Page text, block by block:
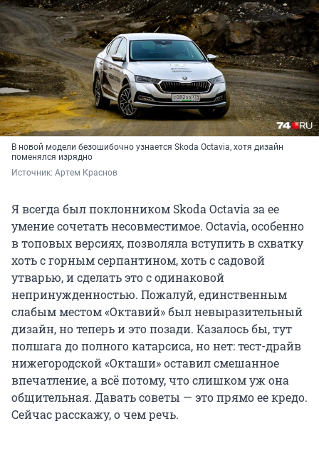
В новой модели безошибочно узнается Skoda Octavia, хотя дизайн
поменялся изрядно
Источник: Артем Краснов
Я всегда был поклонником Skoda Octavia за ее
умение сочетать несовместимое. Octavia, особенно
в топовых версиях, позволяла вступить в схватку
хоть с горным серпантином, хоть с садовой
утварью, и сделать это c одинаковой
непринужденностью. Пожалуй, единственным
слабым местом «Октавий» был невыразительный
дизайн, но теперь и это позади. Казалось бы, тут
полшага до полного катарсиса, но нет: тест-драйв
нижегородской «Окташи» оставил смешанное
впечатление, а всё потому, что слишком уж она
общительная. Давать советы — это прямо ее кредо.
Сейчас расскажу, о чем речь.